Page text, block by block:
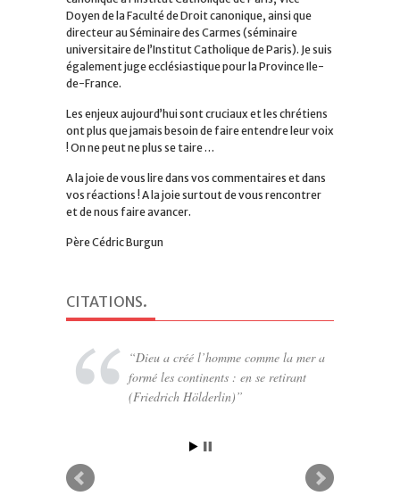
Doyen de la Faculté de Droit canonique, ainsi que
directeur au Séminaire des Carmes (séminaire
universitaire de l’Institut Catholique de Paris). Je suis
également juge ecclésiastique pour la Province Ile-
de-France.
Les enjeux aujourd’hui sont cruciaux et les chrétiens
ont plus que jamais besoin de faire entendre leur voix
! On ne peut ne plus se taire …
A la joie de vous lire dans vos commentaires et dans
vos réactions ! A la joie surtout de vous rencontrer
et de nous faire avancer.
Père Cédric Burgun
CITATIONS.
Dieu a créé l’homme comme la mer a
formé les continents : en se retirant
(Friedrich Hölderlin)